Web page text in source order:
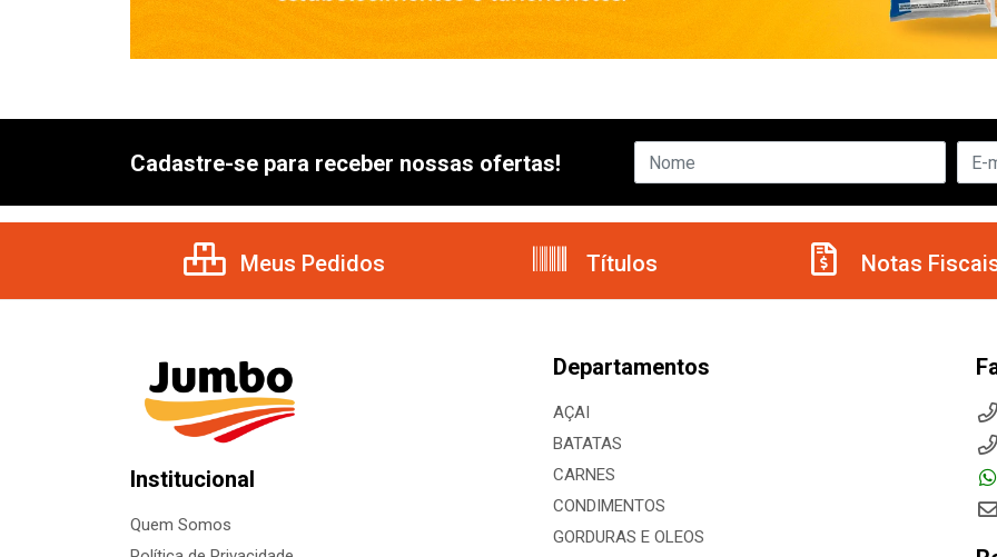
Cadastre-se para receber nossas ofertas!
Meus Pedidos Títulos Notas
Institucional
Quem Somos
Departamentos
AÇAI
BATATAS
CARNES
CONDIMENTOS
GORDURAS E OLEOS